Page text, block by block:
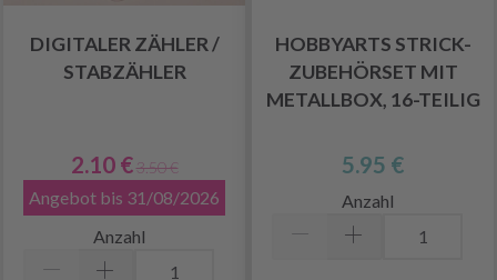
DIGITALER ZÄHLER /
STABZÄHLER
2.10 € 3.50 €
Angebot bis 31/08/2026
Anzahl
HOBBYARTS STRICK-
ZUBEHÖRSET MIT
METALLBOX, 16-TEILIG
5.95 €
Anzahl